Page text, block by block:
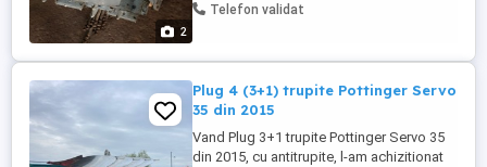
2
Telefon validat
Plug 4 (3+1) trupite Pottinger Servo
35 din 2015
Vand Plug 3+1 trupite Pottinger Servo 35
din 2015, cu antitrupite, l-am achizitionat